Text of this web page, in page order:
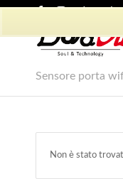
Sensore porta
Non è stato